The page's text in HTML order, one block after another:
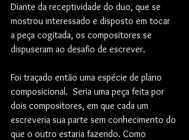
Diante da receptividade do duo, que se
mostrou interessado e disposto em tocar
a peça cogitada, os compositores se
dispuseram ao desafio de escrever.
Foi traçado então uma espécie de plano
composicional.  Seria uma peça feita por
dois compositores, em que cada um
escreveria sua parte sem conhecimento do
que o outro estaria fazendo. Como